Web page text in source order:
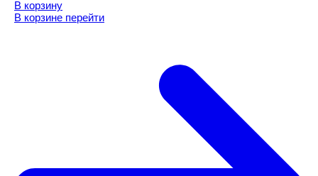
В корзину
В корзине перейти